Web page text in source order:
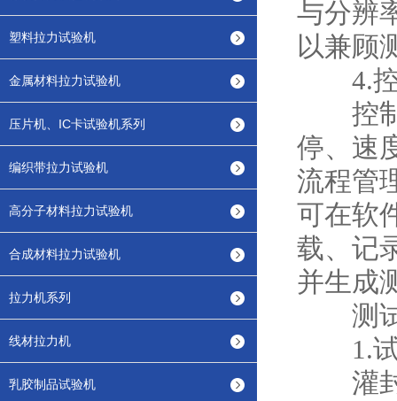
塑料拉力试验机
金属材料拉力试验机
压片机、IC卡试验机系列
编织带拉力试验机
高分子材料拉力试验机
合成材料拉力试验机
拉力机系列
线材拉力机
乳胶制品试验机
与分辨
以兼顾
4.控
控制
停、速
流程管
可在软
载、记
并生成
测试
1.试
灌封